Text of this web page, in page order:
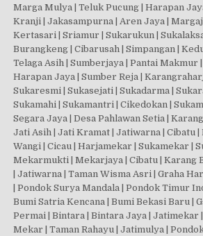
Marga Mulya | Teluk Pucung | Harapan
Kranji | Jakasampurna | Aren Jaya |
Kertasari | Sriamur | Sukarukun |
Burangkeng | Cibarusah | Simpangan |
Telaga Asih | Sumberjaya | Pantai Makmur
Harapan Jaya | Sumber Reja |
Sukaresmi | Sukasejati | Sukadarma |
Sukamahi | Sukamantri | Cikedokan |
Segara Jaya | Desa Pahlawan Setia |
Jati Asih | Jati Kramat | Jatiwarna | Cibatu
Wangi | Cicau | Harjamekar | Sukamekar |
Mekarmukti | Mekarjaya | Cibatu | Karang
| Jatiwarna | Taman Wisma Asri | Graha
| Pondok Surya Mandala | Pondok Timur
Bumi Satria Kencana | Bumi Bekasi Baru |
Permai | Bintara | Bintara Jaya |
Mekar | Taman Rahayu | Jatimulya |